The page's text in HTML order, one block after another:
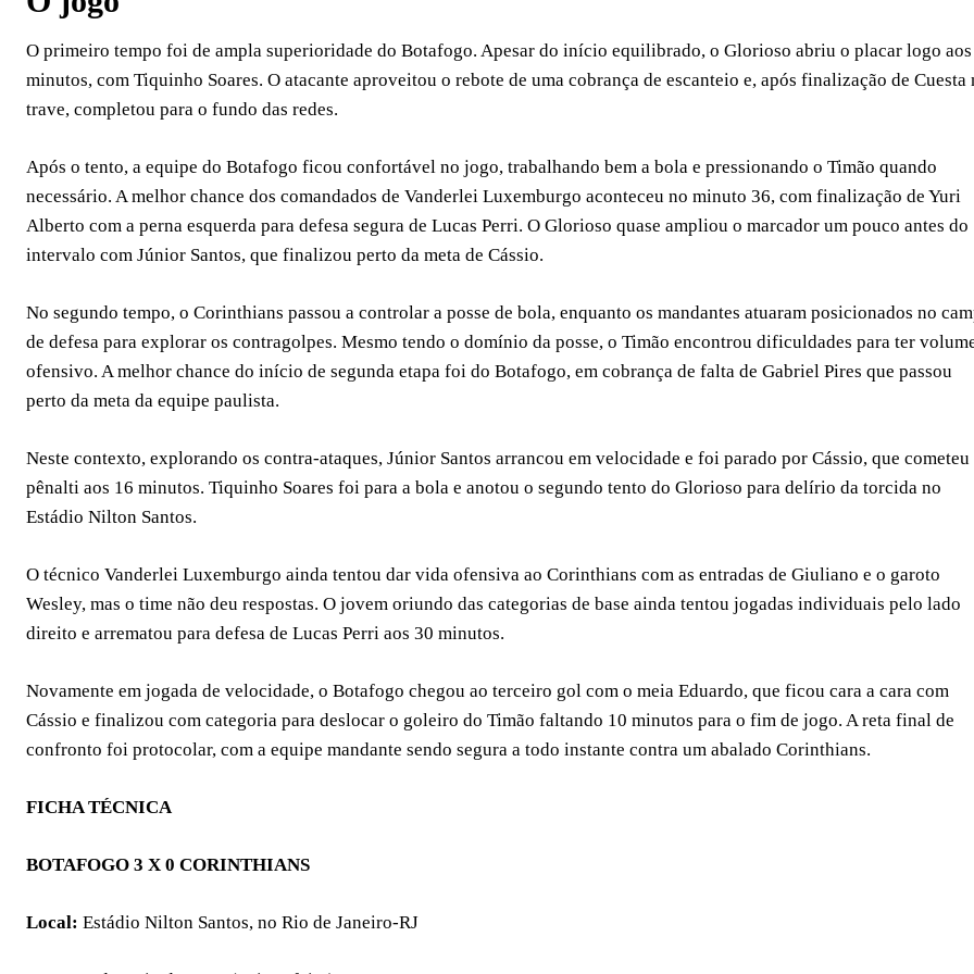
O primeiro tempo foi de ampla superioridade do Botafogo. Apesar do início equilibrado, o Glorioso abriu o placar logo aos
minutos, com Tiquinho Soares. O atacante aproveitou o rebote de uma cobrança de escanteio e, após finalização de Cuesta
trave, completou para o fundo das redes.
Após o tento, a equipe do Botafogo ficou confortável no jogo, trabalhando bem a bola e pressionando o Timão quando
necessário. A melhor chance dos comandados de Vanderlei Luxemburgo aconteceu no minuto 36, com finalização de Yuri
Alberto com a perna esquerda para defesa segura de Lucas Perri. O Glorioso quase ampliou o marcador um pouco antes do
intervalo com Júnior Santos, que finalizou perto da meta de Cássio.
No segundo tempo, o Corinthians passou a controlar a posse de bola, enquanto os mandantes atuaram posicionados no
de defesa para explorar os contragolpes. Mesmo tendo o domínio da posse, o Timão encontrou dificuldades para ter
ofensivo. A melhor chance do início de segunda etapa foi do Botafogo, em cobrança de falta de Gabriel Pires que passou
perto da meta da equipe paulista.
Neste contexto, explorando os contra-ataques, Júnior Santos arrancou em velocidade e foi parado por Cássio, que cometeu
pênalti aos 16 minutos. Tiquinho Soares foi para a bola e anotou o segundo tento do Glorioso para delírio da torcida no
Estádio Nilton Santos.
O técnico Vanderlei Luxemburgo ainda tentou dar vida ofensiva ao Corinthians com as entradas de Giuliano e o garoto
Wesley, mas o time não deu respostas. O jovem oriundo das categorias de base ainda tentou jogadas individuais pelo lado
direito e arrematou para defesa de Lucas Perri aos 30 minutos.
Novamente em jogada de velocidade, o Botafogo chegou ao terceiro gol com o meia Eduardo, que ficou cara a cara com
Cássio e finalizou com categoria para deslocar o goleiro do Timão faltando 10 minutos para o fim de jogo. A reta final de
confronto foi protocolar, com a equipe mandante sendo segura a todo instante contra um abalado Corinthians.
FICHA TÉCNICA
BOTAFOGO 3 X 0 CORINTHIANS
Local: Estádio Nilton Santos, no Rio de Janeiro-RJ